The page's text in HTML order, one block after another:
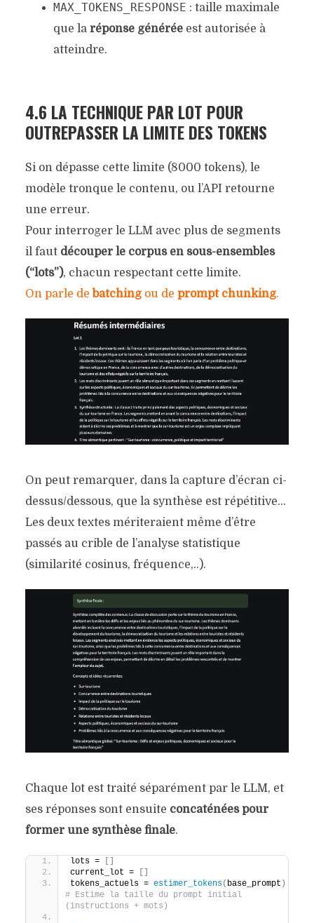
MAX_TOKENS_RESPONSE : taille maximale
que la réponse généréeest autorisée à
atteindre.
4.6 LA TECHNIQUE PAR LOT POUR
OUTREPASSER LA LIMITE DES TOKENS
Si on dépasse cette limite (8000 tokens), le
modèle tronque le contenu, ou l’API retourne
une erreur.
Pour interroger le LLM avec plus de segments
il faut découper le corpus en sous-ensembles
(“lots”), chacun respectant cette limite.
On parle de batchingou de prompt chunking.
On peut remarquer, dans la capture d’écran ci-
dessus/dessous, que la synthèse est répétitive…
Les deux textes mériteraient même d’être
passés au crible de l’analyse statistique
(similarité cosinus, fréquence,..).
Chaque lot est traité séparément par le LLM, et
ses réponses sont ensuite concaténées pour
former une synthèse finale.
lots =
current_lot =
tokens_actuels = estimer_tokens( base_prompt )
# Estime la taille du prompt initial
(instructions + mots)